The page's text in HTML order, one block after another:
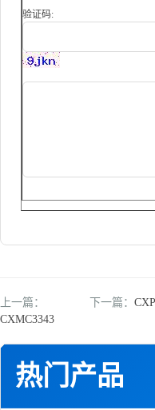
热门产品
验证码:
上一篇：
CXMC3343
下一篇：